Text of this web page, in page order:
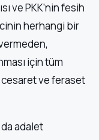
ve PKK’nin fesih
herhangi bir
için tüm
ve feraset
adalet